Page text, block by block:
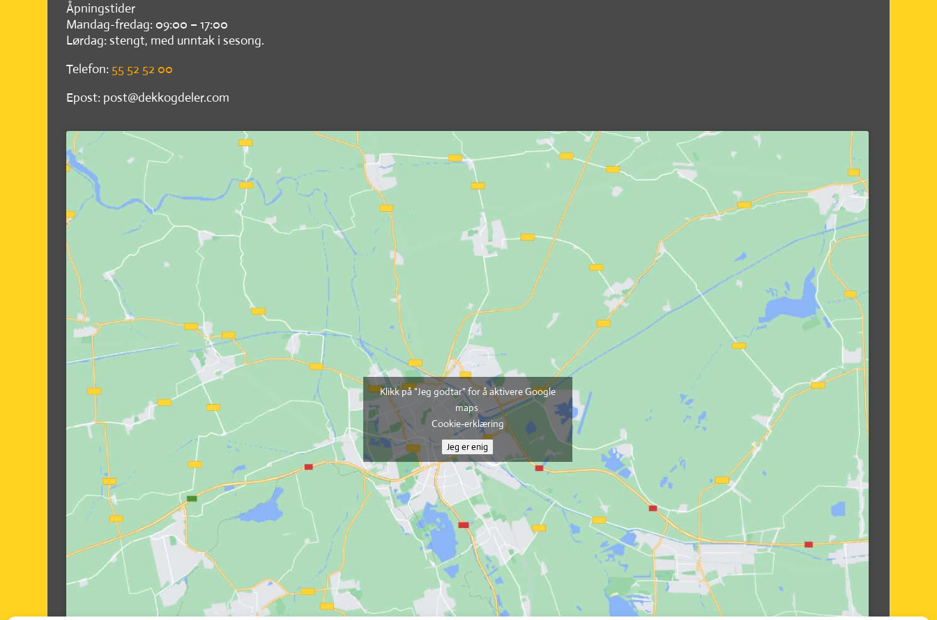
Åpningstider
Mandag-fredag: 09:00 – 17:00
Lørdag: stengt, med unntak i sesong.
Telefon: 55 52 52 00
Epost: post@dekkogdeler.com
Klikk på "Jeg godtar" for å aktivere Google
maps
Cookie-erklæring
Jeg er enig